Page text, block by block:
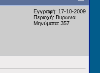
Εγγραφή: 17-10-2009
Περιοχή: Βυρωνα
Μηνύματα: 357